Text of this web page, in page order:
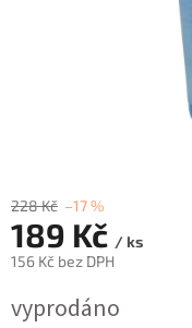
228 Kč –17 %
189 Kč / ks
156 Kč bez DPH
cena:
vyprodáno